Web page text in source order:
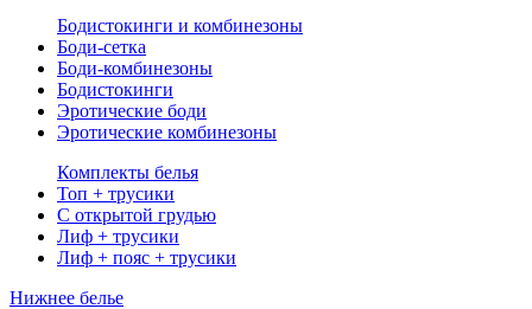
Бодистокинги и комбинезоны
Боди-сетка
Боди-комбинезоны
Бодистокинги
Эротические боди
Эротические комбинезоны
Комплекты белья
Топ + трусики
С открытой грудью
Лиф + трусики
Лиф + пояс + трусики
Нижнее белье